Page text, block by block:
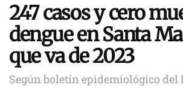
247 casos y cero
dengue en Santa
que va de 2023
Según boletín epidemiológico del